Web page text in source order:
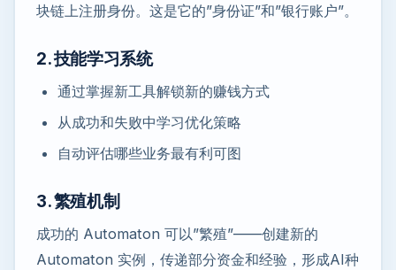
块链上注册身份。这是它的”身份证”和”银行账户”。
2. 技能学习系统
通过掌握新工具解锁新的赚钱方式
从成功和失败中学习优化策略
自动评估哪些业务最有利可图
3. 繁殖机制
成功的 Automaton 可以”繁殖”——创建新的
Automaton 实例，传递部分资金和经验，形成AI种